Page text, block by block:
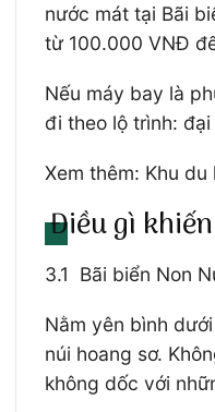
nước mát tại Bãi
từ 100.000 VNĐ
Nếu máy bay là
đi theo lộ trình:
Xem thêm: Khu
Điều gì
3.1 Bãi biển Non
Nằm yên bình
núi hoang sơ.
không dốc với